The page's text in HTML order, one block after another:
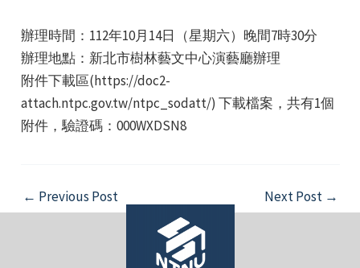
辦理時間：112年10月14日（星期六）晚間7時30分
辦理地點：新北市樹林藝文中心演藝廳辦理
附件下載區(https://doc2-
attach.ntpc.gov.tw/ntpc_sodatt/) 下載檔案，共有1個
附件，驗證碼：000WXDSN8
Post
navigation
← Previous Post Next Post →